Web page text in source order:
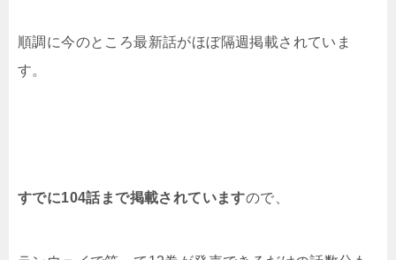
順調に今のところ最新話がほぼ隔週掲載されていま
す。
すでに104話まで掲載されていますので、